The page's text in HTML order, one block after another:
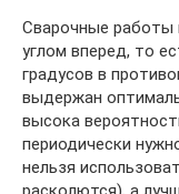
Сварочные работы
углом вперед, то
градусов в
выдержан
высока
периодически
нельзя